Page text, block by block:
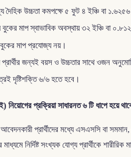
দৈহিক উচ্চতা কমপক্ষে ৫ ফুট ৪ ইঞ্চি বা ১.৬২৫৬
বুকের মাপ স্বাভাবিক অবস্থায় ৩২ ইঞ্চি বা
বুকের মাপ প্রযোজ্য নয়।
জন্যই বয়স ও উচ্চতার সাথে ওজন
দৃষ্টিশক্তি ৬/৬ হতে হবে।
নিয়োগের প্রক্রিয়া সাধারনত ৬ টি ধাপে
প্রার্থীদের মধ্যে এসএসসি বা সমমান,
এর মাধ্যমে নির্দিষ্ট সংখ্যক যোগ্য প্রার্থীকে